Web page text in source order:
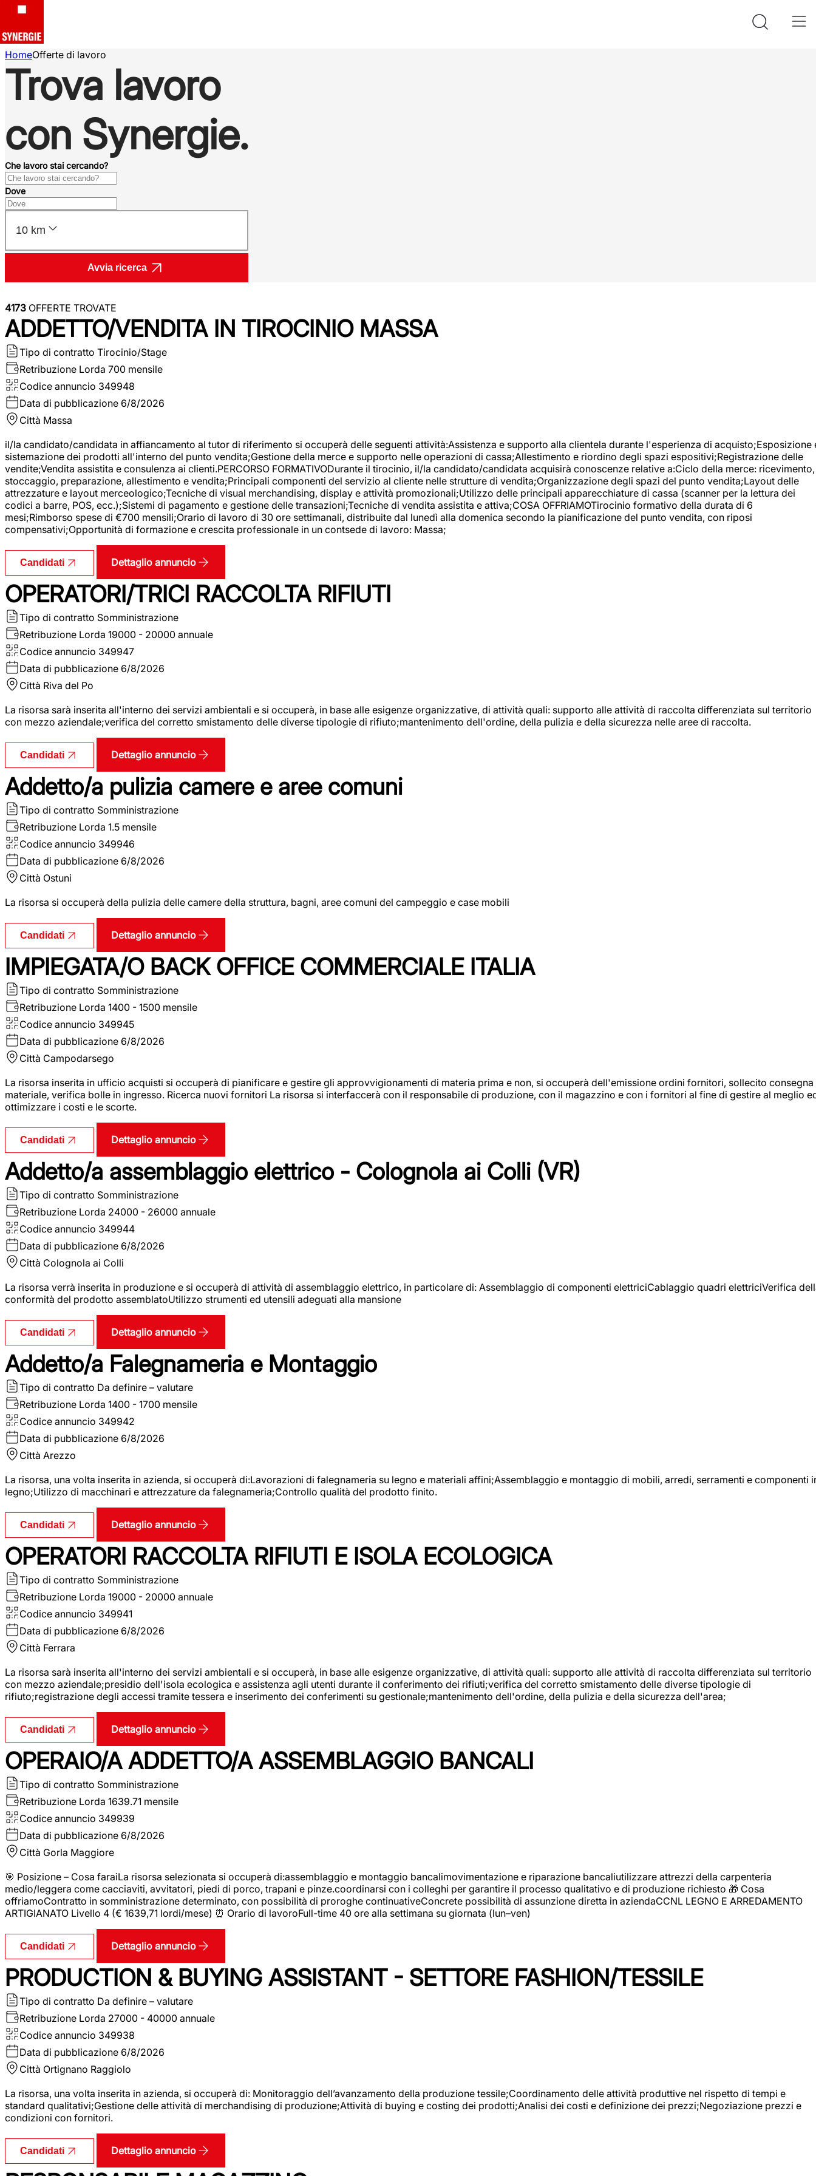
HomeOfferte di lavoro
Trova lavoro
con Synergie.
Che lavoro stai cercando?
Dove
10 km
Avvia ricerca
4173 OFFERTE TROVATE
ADDETTO/VENDITA IN TIROCINIO MASSA
Tipo di contratto Tirocinio/Stage
Retribuzione Lorda 700 mensile
Codice annuncio 349948
Data di pubblicazione 6/8/2026
Città Massa
il/la candidato/candidata in affiancamento al tutor di riferimento si occuperà delle seguenti attività:Assistenza e supporto alla clientela durante l'esperienza di acquisto;Esposizione
sistemazione dei prodotti all'interno del punto vendita;Gestione della merce e supporto nelle operazioni di cassa;Allestimento e riordino degli spazi espositivi;Registrazione delle
vendite;Vendita assistita e consulenza ai clienti.PERCORSO FORMATIVODurante il tirocinio, il/la candidato/candidata acquisirà conoscenze relative a:Ciclo della merce: ricevimento,
stoccaggio, preparazione, allestimento e vendita;Principali componenti del servizio al cliente nelle strutture di vendita;Organizzazione degli spazi del punto vendita;Layout delle
attrezzature e layout merceologico;Tecniche di visual merchandising, display e attività promozionali;Utilizzo delle principali apparecchiature di cassa (scanner per la lettura dei
codici a barre, POS, ecc.);Sistemi di pagamento e gestione delle transazioni;Tecniche di vendita assistita e attiva;COSA OFFRIAMOTirocinio formativo della durata di 6
mesi;Rimborso spese di €700 mensili;Orario di lavoro di 30 ore settimanali, distribuite dal lunedì alla domenica secondo la pianificazione del punto vendita, con riposi
compensativi;Opportunità di formazione e crescita professionale in un contsede di lavoro: Massa;
Candidati Dettaglio annuncio
OPERATORI/TRICI RACCOLTA RIFIUTI
Tipo di contratto Somministrazione
Retribuzione Lorda 19000 - 20000 annuale
Codice annuncio 349947
Data di pubblicazione 6/8/2026
Città Riva del Po
La risorsa sarà inserita all'interno dei servizi ambientali e si occuperà, in base alle esigenze organizzative, di attività quali: supporto alle attività di raccolta differenziata sul territorio
con mezzo aziendale;verifica del corretto smistamento delle diverse tipologie di rifiuto;mantenimento dell'ordine, della pulizia e della sicurezza nelle aree di raccolta.
Candidati Dettaglio annuncio
Addetto/a pulizia camere e aree comuni
Tipo di contratto Somministrazione
Retribuzione Lorda 1.5 mensile
Codice annuncio 349946
Data di pubblicazione 6/8/2026
Città Ostuni
La risorsa si occuperà della pulizia delle camere della struttura, bagni, aree comuni del campeggio e case mobili
Candidati Dettaglio annuncio
IMPIEGATA/O BACK OFFICE COMMERCIALE ITALIA
Tipo di contratto Somministrazione
Retribuzione Lorda 1400 - 1500 mensile
Codice annuncio 349945
Data di pubblicazione 6/8/2026
Città Campodarsego
La risorsa inserita in ufficio acquisti si occuperà di pianificare e gestire gli approvvigionamenti di materia prima e non, si occuperà dell'emissione ordini fornitori, sollecito consegna
materiale, verifica bolle in ingresso. Ricerca nuovi fornitori La risorsa si interfaccerà con il responsabile di produzione, con il magazzino e con i fornitori al fine di gestire al meglio
ottimizzare i costi e le scorte.
Candidati Dettaglio annuncio
Addetto/a assemblaggio elettrico - Colognola ai Colli (VR)
Tipo di contratto Somministrazione
Retribuzione Lorda 24000 - 26000 annuale
Codice annuncio 349944
Data di pubblicazione 6/8/2026
Città Colognola ai Colli
La risorsa verrà inserita in produzione e si occuperà di attività di assemblaggio elettrico, in particolare di: Assemblaggio di componenti elettriciCablaggio quadri elettriciVerifica
conformità del prodotto assemblatoUtilizzo strumenti ed utensili adeguati alla mansione
Candidati Dettaglio annuncio
Addetto/a Falegnameria e Montaggio
Tipo di contratto Da definire – valutare
Retribuzione Lorda 1400 - 1700 mensile
Codice annuncio 349942
Data di pubblicazione 6/8/2026
Città Arezzo
La risorsa, una volta inserita in azienda, si occuperà di:Lavorazioni di falegnameria su legno e materiali affini;Assemblaggio e montaggio di mobili, arredi, serramenti e componenti
legno;Utilizzo di macchinari e attrezzature da falegnameria;Controllo qualità del prodotto finito.
Candidati Dettaglio annuncio
OPERATORI RACCOLTA RIFIUTI E ISOLA ECOLOGICA
Tipo di contratto Somministrazione
Retribuzione Lorda 19000 - 20000 annuale
Codice annuncio 349941
Data di pubblicazione 6/8/2026
Città Ferrara
La risorsa sarà inserita all'interno dei servizi ambientali e si occuperà, in base alle esigenze organizzative, di attività quali: supporto alle attività di raccolta differenziata sul territorio
con mezzo aziendale;presidio dell'isola ecologica e assistenza agli utenti durante il conferimento dei rifiuti;verifica del corretto smistamento delle diverse tipologie di
rifiuto;registrazione degli accessi tramite tessera e inserimento dei conferimenti su gestionale;mantenimento dell'ordine, della pulizia e della sicurezza dell'area;
Candidati Dettaglio annuncio
OPERAIO/A ADDETTO/A ASSEMBLAGGIO BANCALI
Tipo di contratto Somministrazione
Retribuzione Lorda 1639.71 mensile
Codice annuncio 349939
Data di pubblicazione 6/8/2026
Città Gorla Maggiore
🎯 Posizione – Cosa faraiLa risorsa selezionata si occuperà di:assemblaggio e montaggio bancalimovimentazione e riparazione bancaliutilizzare attrezzi della carpenteria
medio/leggera come cacciaviti, avvitatori, piedi di porco, trapani e pinze.coordinarsi con i colleghi per garantire il processo qualitativo e di produzione richiesto 🎁 Cosa
offriamoContratto in somministrazione determinato, con possibilità di proroghe continuativeConcrete possibilità di assunzione diretta in aziendaCCNL LEGNO E ARREDAMENTO
ARTIGIANATO Livello 4 (€ 1639,71 lordi/mese) ⏰ Orario di lavoroFull-time 40 ore alla settimana su giornata (lun–ven)
Candidati Dettaglio annuncio
PRODUCTION & BUYING ASSISTANT - SETTORE FASHION/TESSILE
Tipo di contratto Da definire – valutare
Retribuzione Lorda 27000 - 40000 annuale
Codice annuncio 349938
Data di pubblicazione 6/8/2026
Città Ortignano Raggiolo
La risorsa, una volta inserita in azienda, si occuperà di: Monitoraggio dell’avanzamento della produzione tessile;Coordinamento delle attività produttive nel rispetto di tempi e
standard qualitativi;Gestione delle attività di merchandising di produzione;Attività di buying e costing dei prodotti;Analisi dei costi e definizione dei prezzi;Negoziazione prezzi e
condizioni con fornitori.
Candidati Dettaglio annuncio